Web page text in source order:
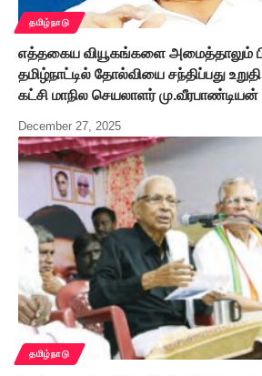
தமிழ்நாடு
எத்தகைய வியூகங்களை அமைத்தாலும்
தமிழ்நாட்டில் தோல்வியை சந்திப்பது
கட்சி மாநில செயலாளர் மு.வீரபாண்டியன்
December 27, 2025
தமிழ்நாடு